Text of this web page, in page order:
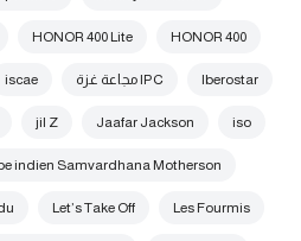
HONOR 400
HONOR 400 Lite
Iberostar IPC مجاعة غزة iscae
iso
Jaafar Jackson
jil Z
indien Samvardhana Motherson
Les Fourmis
Let’s Take Off